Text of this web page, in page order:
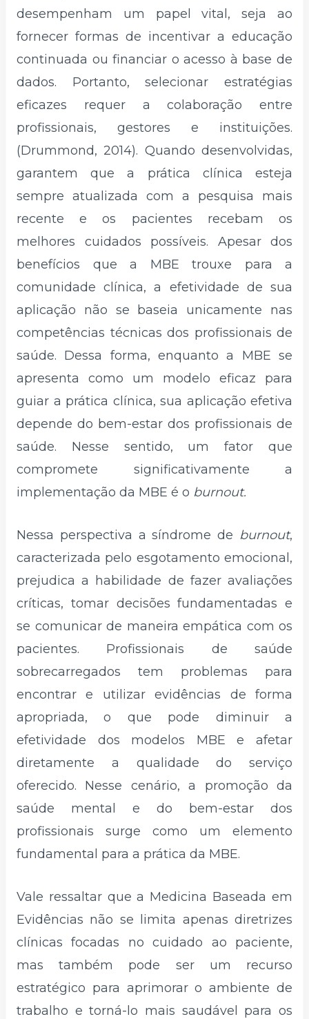
desempenham um papel vital, seja ao
fornecer formas de incentivar a educação
continuada ou financiar o acesso à base de
dados. Portanto, selecionar estratégias
eficazes requer a colaboração entre
profissionais, gestores e instituições.
(Drummond, 2014). Quando desenvolvidas,
garantem que a prática clínica esteja
sempre atualizada com a pesquisa mais
recente e os pacientes recebam os
melhores cuidados possíveis. Apesar dos
benefícios que a MBE trouxe para a
comunidade clínica, a efetividade de sua
aplicação não se baseia unicamente nas
competências técnicas dos profissionais de
saúde. Dessa forma, enquanto a MBE se
apresenta como um modelo eficaz para
guiar a prática clínica, sua aplicação efetiva
depende do bem-estar dos profissionais de
saúde. Nesse sentido, um fator que
compromete significativamente a
implementação da MBE é o burnout.
Nessa perspectiva a síndrome de burnout,
caracterizada pelo esgotamento emocional,
prejudica a habilidade de fazer avaliações
críticas, tomar decisões fundamentadas e
se comunicar de maneira empática com os
pacientes. Profissionais de saúde
sobrecarregados tem problemas para
encontrar e utilizar evidências de forma
apropriada, o que pode diminuir a
efetividade dos modelos MBE e afetar
diretamente a qualidade do serviço
oferecido. Nesse cenário, a promoção da
saúde mental e do bem-estar dos
profissionais surge como um elemento
fundamental para a prática da MBE.
Vale ressaltar que a Medicina Baseada em
Evidências não se limita apenas diretrizes
clínicas focadas no cuidado ao paciente,
mas também pode ser um recurso
estratégico para aprimorar o ambiente de
trabalho e torná-lo mais saudável para os